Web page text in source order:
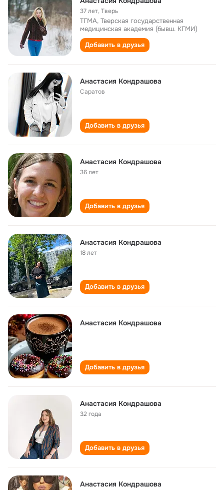
37 лет,Тверь
ТГМА, Тверская государственная
медицинская академия (бывш. КГМИ)
Добавить в друзья
Анастасия Кондрашова
Саратов
Добавить в друзья
Анастасия Кондрашова
36 лет
Добавить в друзья
Анастасия Кондрашова
18 лет
Добавить в друзья
Анастасия Кондрашова
Добавить в друзья
Анастасия Кондрашова
32 года
Добавить в друзья
Анастасия Кондрашова